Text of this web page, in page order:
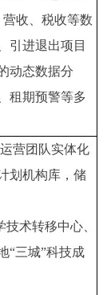
收、税收等数
引进退出项目
动态数据分
租期预警等多
营团队实体化
划机构库，储
术转移中心、
“三城”科技成